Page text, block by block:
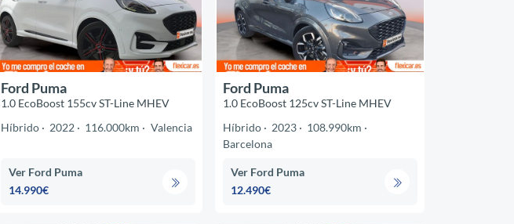
Ford Puma
1.0 EcoBoost 155cv ST-Line MHEV
Híbrido
2022 116.000km Valencia
Ver Ford Puma
14.990€
Ford Puma
1.0 EcoBoost 125cv ST-Line MHEV
Híbrido
2023
108.990km
Barcelona
Ver Ford Puma
12.490€